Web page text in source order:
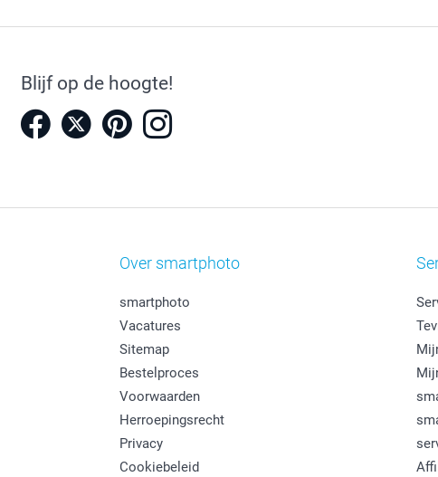
Blijf op de hoogte!
Over smartphoto
smartphoto
Vacatures
Sitemap
Bestelproces
Voorwaarden
Herroepingsrecht
Privacy
Cookiebeleid